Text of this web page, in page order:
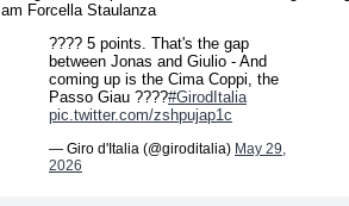
am Forcella Staulanza
???? 5 points. That's the gap
between Jonas and Giulio - And
coming up is the Cima Coppi, the
Passo Giau ????#GirodItalia
pic.twitter.com/zshpujap1c
— Giro d'Italia (@giroditalia) May 29,
2026